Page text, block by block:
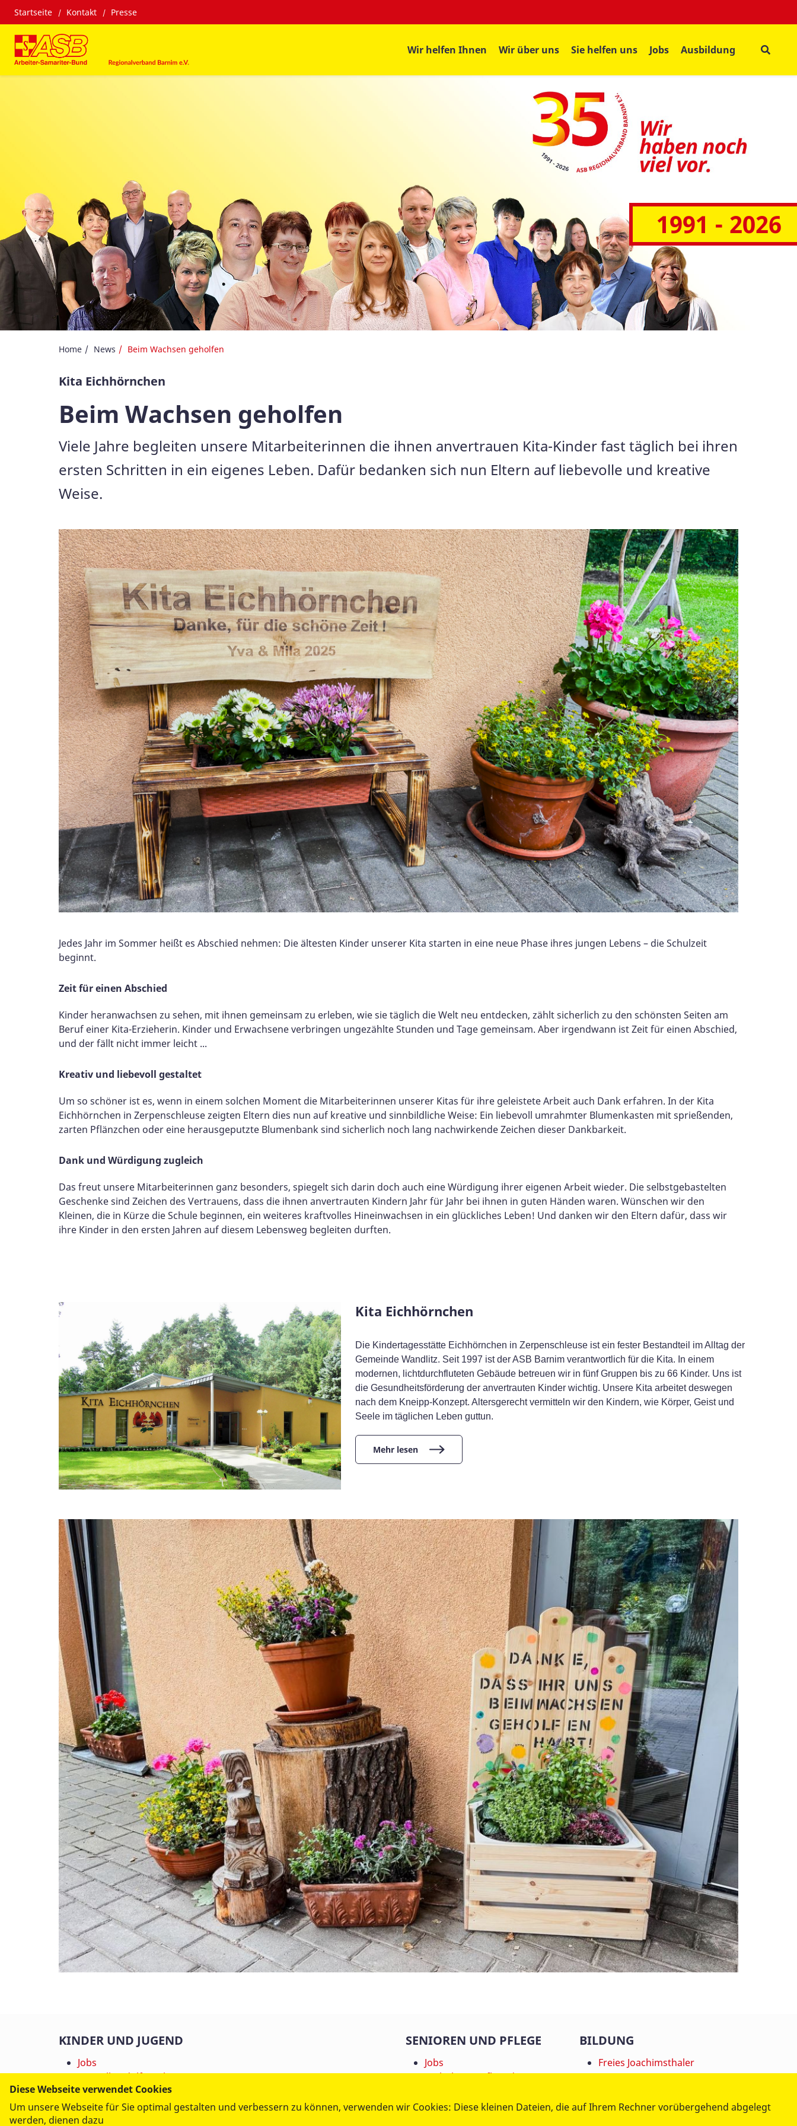
Startseite Kontakt Presse
Wir helfen Ihnen Wir über uns Sie helfen uns Jobs Ausbildung
1991 - 2026
Home News Beim Wachsen geholfen
Kita Eichhörnchen
Beim Wachsen geholfen
Viele Jahre begleiten unsere Mitarbeiterinnen die ihnen anvertrauen Kita-Kinder fast täglich bei ihren
ersten Schritten in ein eigenes Leben. Dafür bedanken sich nun Eltern auf liebevolle und kreative
Weise.
Jedes Jahr im Sommer heißt es Abschied nehmen: Die ältesten Kinder unserer Kita starten in eine neue Phase ihres jungen Lebens – die Schulzeit
beginnt.
Zeit für einen Abschied
Kinder heranwachsen zu sehen, mit ihnen gemeinsam zu erleben, wie sie täglich die Welt neu entdecken, zählt sicherlich zu den schönsten Seiten am
Beruf einer Kita-Erzieherin. Kinder und Erwachsene verbringen ungezählte Stunden und Tage gemeinsam. Aber irgendwann ist Zeit für einen Abschied,
und der fällt nicht immer leicht ...
Kreativ und liebevoll gestaltet
Um so schöner ist es, wenn in einem solchen Moment die Mitarbeiterinnen unserer Kitas für ihre geleistete Arbeit auch Dank erfahren. In der Kita
Eichhörnchen in Zerpenschleuse zeigten Eltern dies nun auf kreative und sinnbildliche Weise: Ein liebevoll umrahmter Blumenkasten mit sprießenden,
zarten Pflänzchen oder eine herausgeputzte Blumenbank sind sicherlich noch lang nachwirkende Zeichen dieser Dankbarkeit.
Dank und Würdigung zugleich
Das freut unsere Mitarbeiterinnen ganz besonders, spiegelt sich darin doch auch eine Würdigung ihrer eigenen Arbeit wieder. Die selbstgebastelten
Geschenke sind Zeichen des Vertrauens, dass die ihnen anvertrauten Kindern Jahr für Jahr bei ihnen in guten Händen waren. Wünschen wir den
Kleinen, die in Kürze die Schule beginnen, ein weiteres kraftvolles Hineinwachsen in ein glückliches Leben! Und danken wir den Eltern dafür, dass wir
ihre Kinder in den ersten Jahren auf diesem Lebensweg begleiten durften.
Kita Eichhörnchen
Die Kindertagesstätte Eichhörnchen in Zerpenschleuse ist ein fester Bestandteil im Alltag der
Gemeinde Wandlitz. Seit 1997 ist der ASB Barnim verantwortlich für die Kita. In einem
modernen, lichtdurchfluteten Gebäude betreuen wir in fünf Gruppen bis zu 66 Kinder. Uns ist
die Gesundheitsförderung der anvertrauten Kinder wichtig. Unsere Kita arbeitet deswegen
nach dem Kneipp-Konzept. Altersgerecht vermitteln wir den Kindern, wie Körper, Geist und
Seele im täglichen Leben guttun.
Mehr lesen
KINDER UND JUGEND
Jobs
Bergvilla Adolf Reichwein
Betreutes Wohnen
Einzelwohnen
Einzel- und Familienhilfe
SENIOREN UND PFLEGE
Jobs
Ambulanter Pflegedienst
Hauskrankenpflege
BILDUNG
Freies Joachimsthaler
Gymnasium
Diese Webseite verwendet Cookies
Um unsere Webseite für Sie optimal gestalten und verbessern zu können, verwenden wir Cookies: Diese kleinen Dateien, die auf Ihrem Rechner vorübergehend abgelegt
werden, dienen dazu